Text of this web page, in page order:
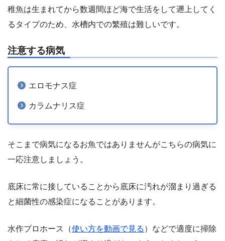
稚魚は生まれてから数週間ほど海で生活をして遡上してく
るタイプのため、水槽内での繁殖は難しいです。
注意する病気
エロモナス症
カラムナリス症
そこまで病気になるお魚ではありませんがこちらの病気に
一応注意しましょう。
底床に常に接していることから底床に汚れが溜まり過ぎる
と細菌性の感染症になることがあります。
水作プロホース（使い方を動画で見る）などで適度に掃除